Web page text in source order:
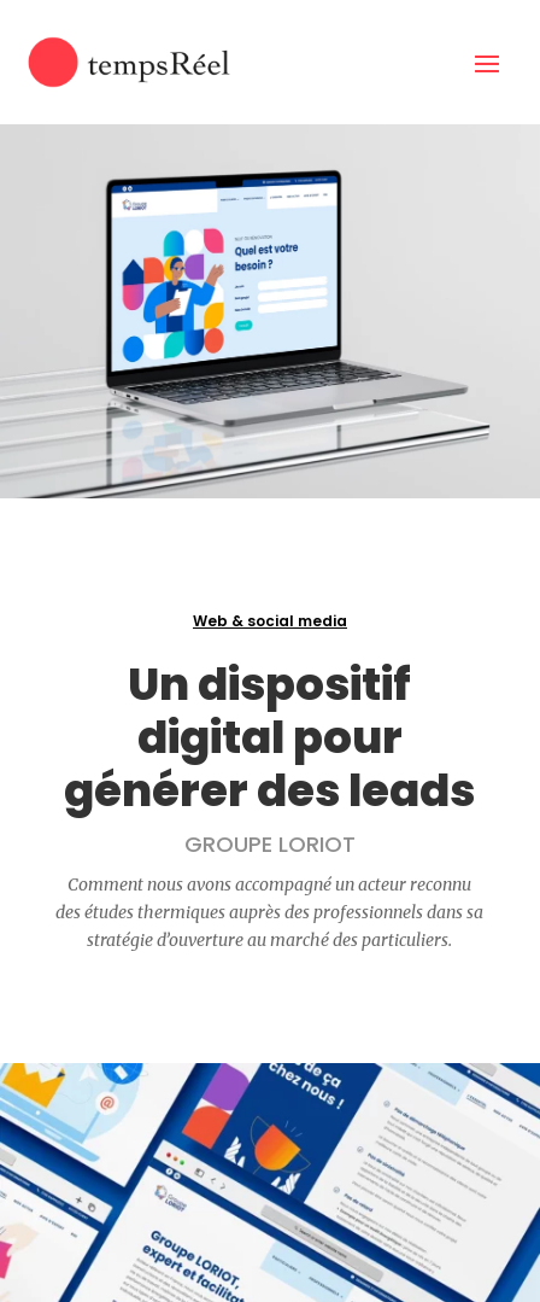
Web & social media
Un dispositif
digital pour
générer des leads
GROUPE LORIOT
Comment nous avons accompagné un acteur reconnu
des études thermiques auprès des professionnels dans sa
stratégie d’ouverture au marché des particuliers.